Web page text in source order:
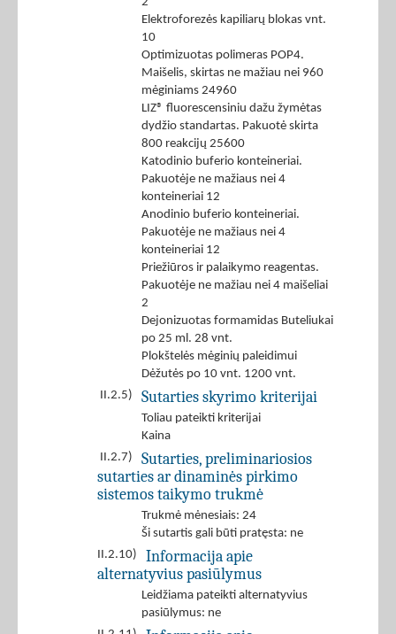
Elektroforezės kapiliarų blokas vnt.
10
Optimizuotas polimeras POP4.
Maišelis, skirtas ne mažiau nei 960
mėginiams 24960
LIZ® fluorescensiniu dažu žymėtas
dydžio standartas. Pakuotė skirta
800 reakcijų 25600
Katodinio buferio konteineriai.
Pakuotėje ne mažiaus nei 4
konteineriai 12
Anodinio buferio konteineriai.
Pakuotėje ne mažiaus nei 4
konteineriai 12
Priežiūros ir palaikymo reagentas.
Pakuotėje ne mažiau nei 4 maišeliai
2
Dejonizuotas formamidas Buteliukai
po 25 ml. 28 vnt.
Plokštelės mėginių paleidimui
Dėžutės po 10 vnt. 1200 vnt.
II.2.5)
Sutarties skyrimo kriterijai
Toliau pateikti kriterijai
Kaina
II.2.7)
Sutarties, preliminariosios
sutarties ar dinaminės pirkimo
sistemos taikymo trukmė
Trukmė mėnesiais: 24
Ši sutartis gali būti pratęsta: ne
II.2.10)
Informacija apie
alternatyvius pasiūlymus
Leidžiama pateikti alternatyvius
pasiūlymus: ne